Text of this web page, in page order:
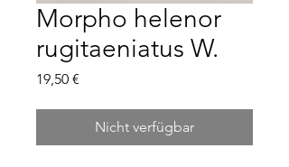
Morpho helenor
rugitaeniatus W.
19,50 €
Nicht verfügbar